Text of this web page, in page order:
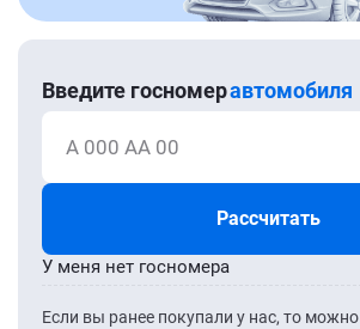
Введите госномеравтомобиля
А 000 АА 00
Рассчитать
Если вы ранее покупали у нас, то можно
У меня нет госномера